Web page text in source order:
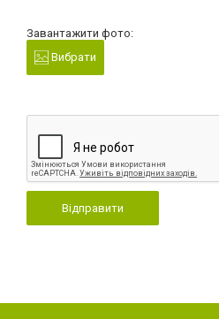
Завантажити фото:
Вибрати
Відправити